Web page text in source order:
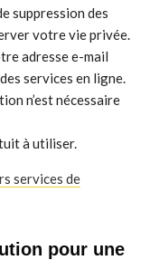
suppression des
votre vie privée.
adresse e-mail
services en ligne.
n’est nécessaire
à utiliser.
services de
pour une